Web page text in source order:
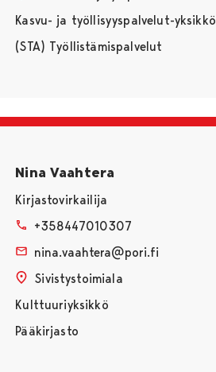
Kasvu- ja työllisyyspalvelut-yksikkö
(STA) Työllistämispalvelut
Nina Vaahtera
Kirjastovirkailija
+358447010307
nina.vaahtera@pori.fi
Sivistystoimiala
Kulttuuriyksikkö
Pääkirjasto